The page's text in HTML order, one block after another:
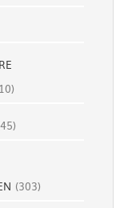
10)
45)
(303)